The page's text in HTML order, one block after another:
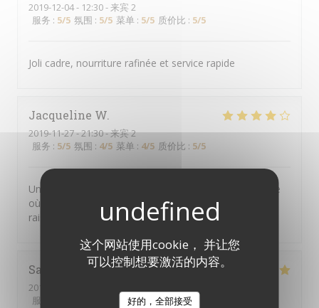
这个网站使用cookie， 并让您
可以控制想要激活的内容。
好的，全部接受
2019-12-04- 12:30 - 来宾 2
服务 : 5/5 氛围 : 5/5 菜单 : 5/5 质价比 : 5/5
Joli cadre, nourriture rafinée et service rapide
Jacqueline W
2019-11-27- 21:30 - 来宾 2
服务 : 5/5 氛围 : 4/5 菜单 : 4/5 质价比 : 5/5
Un joli petit restaurant dans le Marais, plein de charme
où l’on sert une excellente cuisine thaï. Prix très
raisonnable et personnel attentif. On recommande !
Sandra
2019-11-25
服务
菜单:5 /5 质价比: